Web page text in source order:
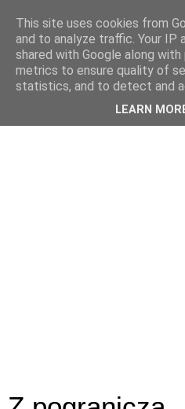
This site uses cookies from
and to analyze traffic. Your IP
shared with Google along
metrics to ensure quality of
statistics, and to detect and
LEARN